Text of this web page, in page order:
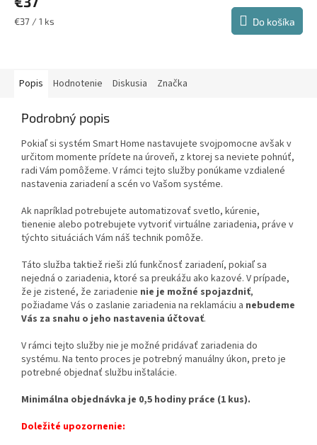
je
4,8
Jednotková
€37 / 1 ks Do košíka
Popis Hodnotenie Diskusia Značka
Podrobný popis
Pokiaľ si systém Smart Home nastavujete svojpomocne avšak v
určitom momente prídete na úroveň, z ktorej sa neviete pohnúť,
radi Vám pomôžeme. V rámci tejto služby ponúkame vzdialené
nastavenia zariadení a scén vo Vašom systéme.
Ak napríklad potrebujete automatizovať svetlo, kúrenie,
tienenie alebo potrebujete vytvoriť virtuálne zariadenia, práve v
týchto situáciách Vám náš technik pomôže.
Táto služba taktiež rieši zlú funkčnosť zariadení, pokiaľ sa
nejedná o zariadenia, ktoré sa preukážu ako kazové. V prípade,
že je zistené, že zariadenie nie je možné spojazdniť,
požiadame Vás o zaslanie zariadenia na reklamáciu a nebudeme
Vás za snahu o jeho nastavenia účtovať.
V rámci tejto služby nie je možné pridávať zariadenia do
systému. Na tento proces je potrebný manuálny úkon, preto je
potrebné objednať službu inštalácie.
Minimálna objednávka je 0,5 hodiny práce (1 kus).
Doležité upozornenie: